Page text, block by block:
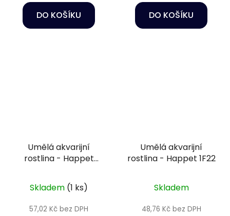
DO KOŠÍKU DO KOŠÍKU
Umělá akvarijní
rostlina - Happet
Skladem (1 ks)
57,02 Kč bez DPH
Umělá akvarijní
rostlina - Happet 1F22
Skladem
48,76 Kč bez DPH